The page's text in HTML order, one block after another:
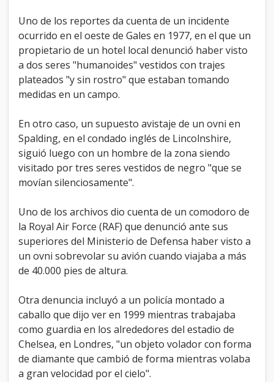
Uno de los reportes da cuenta de un incidente
ocurrido en el oeste de Gales en 1977, en el que un
propietario de un hotel local denunció haber visto
a dos seres "humanoides" vestidos con trajes
plateados "y sin rostro" que estaban tomando
medidas en un campo.
En otro caso, un supuesto avistaje de un ovni en
Spalding, en el condado inglés de Lincolnshire,
siguió luego con un hombre de la zona siendo
visitado por tres seres vestidos de negro "que se
movían silenciosamente".
Uno de los archivos dio cuenta de un comodoro de
la Royal Air Force (RAF) que denunció ante sus
superiores del Ministerio de Defensa haber visto a
un ovni sobrevolar su avión cuando viajaba a más
de 40.000 pies de altura.
Otra denuncia incluyó a un policía montado a
caballo que dijo ver en 1999 mientras trabajaba
como guardia en los alrededores del estadio de
Chelsea, en Londres, "un objeto volador con forma
de diamante que cambió de forma mientras volaba
a gran velocidad por el cielo".